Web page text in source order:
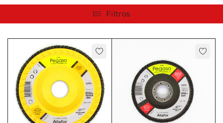
Filtros